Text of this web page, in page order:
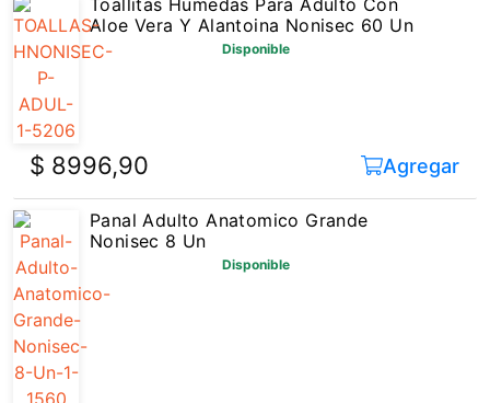
Toallitas Humedas Para Adulto Con
Aloe Vera Y Alantoina Nonisec 60 Un
Disponible
$ 8996,90 Agregar
Panal Adulto Anatomico Grande
Nonisec 8 Un
Disponible